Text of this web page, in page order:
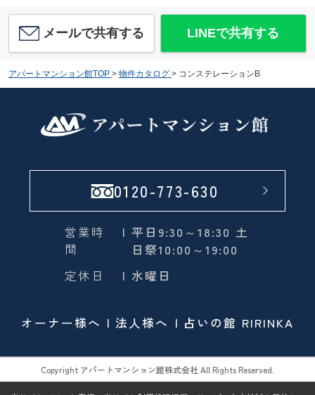
メールで共有する LINEで共有する
アパートマンション館TOP > 物件カタログ > コンステレーションB
0120-773-630
営業時
間
| 平日9:30～18:30 土
日祭10:00～19:00
定休日
| 水曜日
オーナー様へ 法人様へ 占いの館 RIRINKA
Copyright アパートマンション館株式会社 All Rights Reserved.